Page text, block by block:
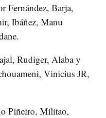
Fernández, Barja,
Ibáñez, Manu
Rudiger, Alaba y
Vinicius JR,
Piñeiro, Militao,